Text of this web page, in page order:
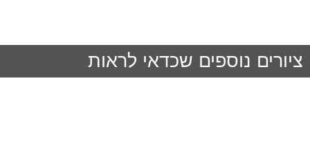
ציורים נוספים שכדאי לראות